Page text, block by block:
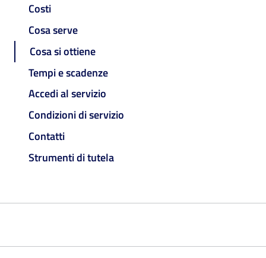
Costi
Cosa serve
Cosa si ottiene
Tempi e scadenze
Accedi al servizio
Condizioni di servizio
Contatti
Strumenti di tutela